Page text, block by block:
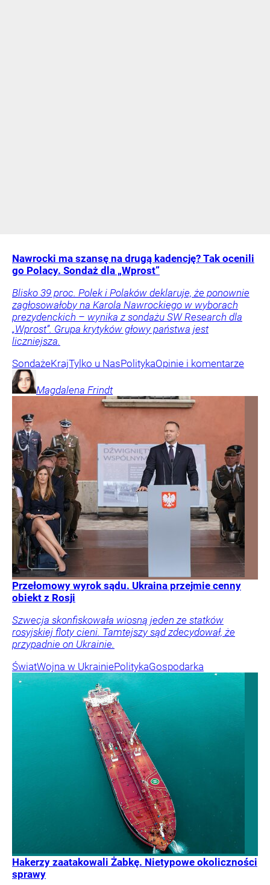
Nawrocki ma szansę na drugą kadencję? Tak ocenili
go Polacy. Sondaż dla „Wprost”
Blisko 39 proc. Polek i Polaków deklaruje, że ponownie
zagłosowałoby na Karola Nawrockiego w wyborach
prezydenckich – wynika z sondażu SW Research dla
„Wprost”. Grupa krytyków głowy państwa jest
liczniejsza.
SondażeKrajTylko u NasPolitykaOpinie i komentarze
Magdalena Frindt
Przełomowy wyrok sądu. Ukraina przejmie cenny
obiekt z Rosji
Szwecja skonfiskowała wiosną jeden ze statków
rosyjskiej floty cieni. Tamtejszy sąd zdecydował, że
przypadnie on Ukrainie.
ŚwiatWojna w UkrainiePolitykaGospodarka
Hakerzy zaatakowali Żabkę. Nietypowe okoliczności
sprawy